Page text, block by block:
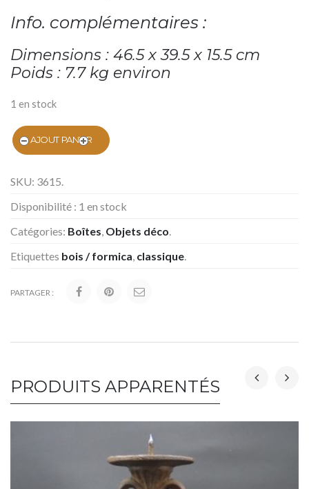
Info. complémentaires :
Dimensions : 46.5 x 39.5 x 15.5 cm
Poids : 7.7 kg environ
1 en stock
AJOUT PANIER
SKU: 3615
Disponibilité : 1 en stock
Catégories: Boîtes Objets déco
Etiquettes bois / formica classique
PARTAGER :
PRODUITS APPARENTÉS